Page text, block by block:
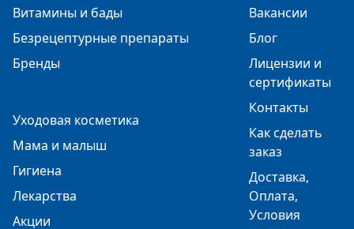
Витамины и бады
Безрецептурные препараты
Бренды
Уходовая косметика
Мама и малыш
Гигиена
Лекарства
Акции
Вакансии
Блог
Лицензии и
сертификаты
Контакты
Как сделать
заказ
Доставка,
Оплата,
Условия